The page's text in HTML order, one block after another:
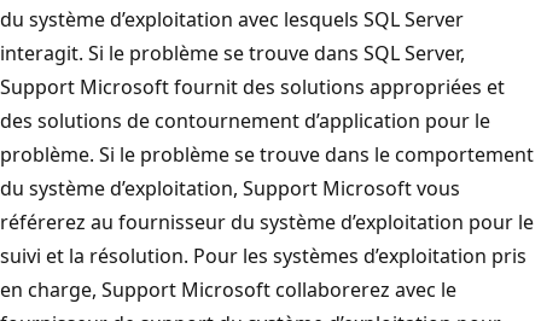
du système d’exploitation avec lesquels SQL Server
interagit. Si le problème se trouve dans SQL Server,
Support Microsoft fournit des solutions appropriées et
des solutions de contournement d’application pour le
problème. Si le problème se trouve dans le comportement
du système d’exploitation, Support Microsoft vous
référerez au fournisseur du système d’exploitation pour le
suivi et la résolution. Pour les systèmes d’exploitation pris
en charge, Support Microsoft collaborerez avec le